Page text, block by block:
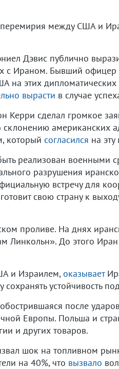
перемирия между США и
Дэвис публично
с Ираном. Бывший
на этих дипломатических
вырасти в случае
сделал громкое
американских
который согласился на
реализован военными
разрушения
встречу для
свою страну к
проливе. На днях
Линкольн». До этого Иран
и Израилем,оказывает
устойчивость
после
Европы. Польша и
и других товаров.
шок на топливном
на 40%, что вызвало